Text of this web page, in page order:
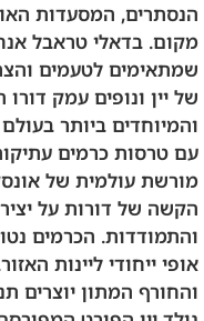
הנסתרים, המסעדות
מקום. בדאלי טראבל
שמתאימים לטעמים
של יין ונופים עמק דורו
והמיוחדים ביותר
עם טרסות כרמים
הקשה של דורות על
והתמודדות. הכרמים
אופי ייחודי ליינות
והחורף המתון יוצרים